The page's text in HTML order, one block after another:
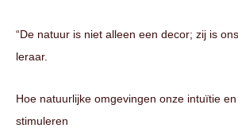
“De natuur is niet alleen een decor; zij is
leraar.
Hoe natuurlijke omgevingen onze intuïtie
stimuleren